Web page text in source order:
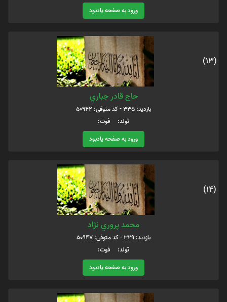
ورود به صفحه یادبود
(13)
حاج قادر جباري
بازدید: 335 - کد متوفی: 50942
تولد: فوت:
ورود به صفحه یادبود
(14)
محمد پروري نژاد
بازدید: 329 - کد متوفی: 50947
تولد: فوت:
ورود به صفحه یادبود